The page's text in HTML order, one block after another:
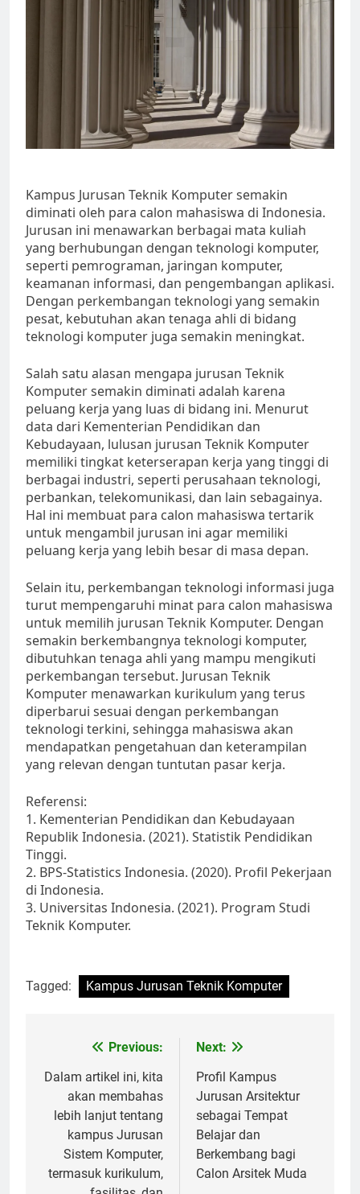
Kampus Jurusan Teknik Komputer semakin
diminati oleh para calon mahasiswa di Indonesia.
Jurusan ini menawarkan berbagai mata kuliah
yang berhubungan dengan teknologi komputer,
seperti pemrograman, jaringan komputer,
keamanan informasi, dan pengembangan aplikasi.
Dengan perkembangan teknologi yang semakin
pesat, kebutuhan akan tenaga ahli di bidang
teknologi komputer juga semakin meningkat.
Salah satu alasan mengapa jurusan Teknik
Komputer semakin diminati adalah karena
peluang kerja yang luas di bidang ini. Menurut
data dari Kementerian Pendidikan dan
Kebudayaan, lulusan jurusan Teknik Komputer
memiliki tingkat keterserapan kerja yang tinggi di
berbagai industri, seperti perusahaan teknologi,
perbankan, telekomunikasi, dan lain sebagainya.
Hal ini membuat para calon mahasiswa tertarik
untuk mengambil jurusan ini agar memiliki
peluang kerja yang lebih besar di masa depan.
Selain itu, perkembangan teknologi informasi juga
turut mempengaruhi minat para calon mahasiswa
untuk memilih jurusan Teknik Komputer. Dengan
semakin berkembangnya teknologi komputer,
dibutuhkan tenaga ahli yang mampu mengikuti
perkembangan tersebut. Jurusan Teknik
Komputer menawarkan kurikulum yang terus
diperbarui sesuai dengan perkembangan
teknologi terkini, sehingga mahasiswa akan
mendapatkan pengetahuan dan keterampilan
yang relevan dengan tuntutan pasar kerja.
Referensi:
1. Kementerian Pendidikan dan Kebudayaan
Republik Indonesia. (2021). Statistik Pendidikan
Tinggi.
2. BPS-Statistics Indonesia. (2020). Profil Pekerjaan
di Indonesia.
3. Universitas Indonesia. (2021). Program Studi
Teknik Komputer.
Tagged: Kampus Jurusan Teknik Komputer
navigation
Previous:
Dalam artikel ini, kita
akan membahas
lebih lanjut tentang
kampus Jurusan
Sistem Komputer,
termasuk kurikulum,
Next:
Profil Kampus
Jurusan Arsitektur
sebagai Tempat
Belajar dan
Berkembang bagi
Calon Arsitek Muda